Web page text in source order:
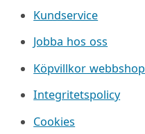
Kundservice
Jobba hos oss
Köpvillkor webbshop
Integritetspolicy
Cookies